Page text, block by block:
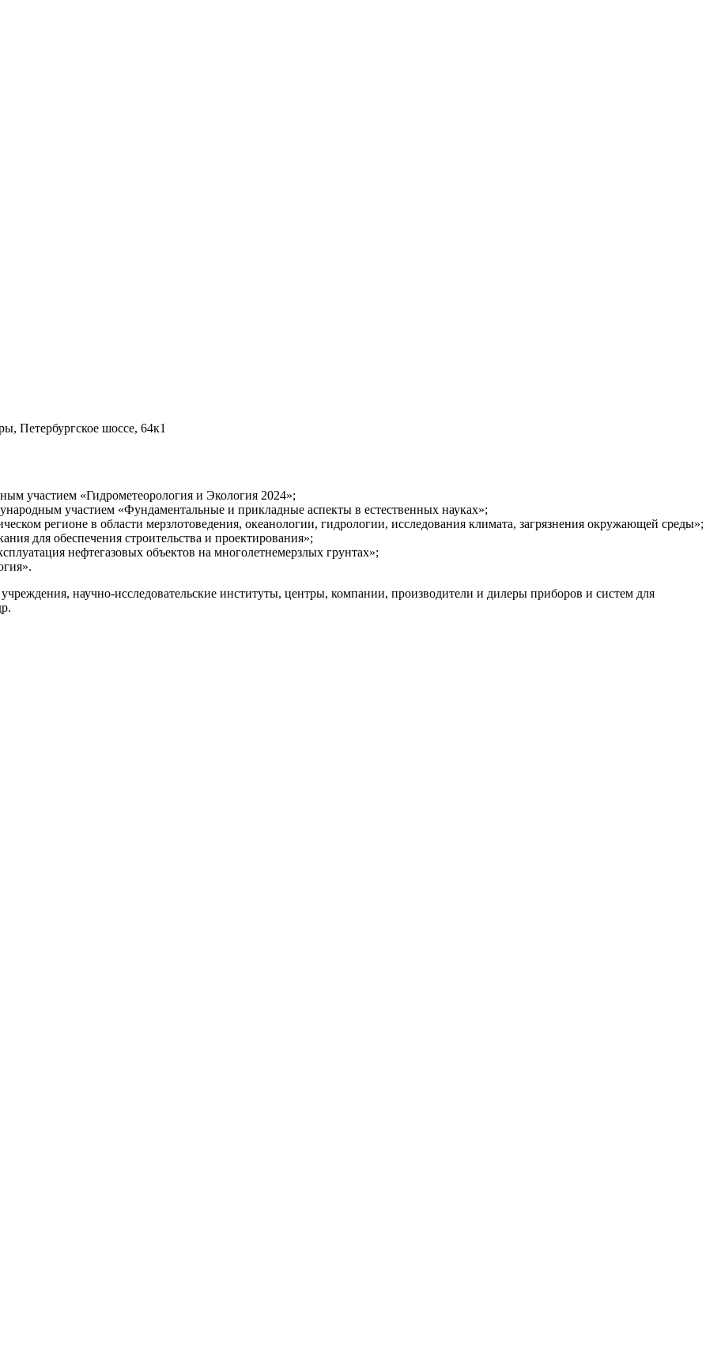
Петербургское шоссе, 64к1
участием «Гидрометеорология и Экология 2024»;
участием «Фундаментальные и прикладные аспекты в естественных науках»;
регионе в области мерзлотоведения, океанологии, гидрологии, исследования климата, загрязнения окружающей среды»;
для обеспечения строительства и проектирования»;
нефтегазовых объектов на многолетнемерзлых грунтах»;
научно-исследовательские институты, центры, компании, производители и дилеры приборов и систем для